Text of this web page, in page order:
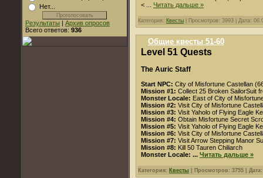
Нет...
Результаты | Архив опросов
Всего ответов: 936
<
Читать дальше »
Категория: Квесты | Просмотров: 3993 | Дата:
Общие квесты 51-60
Level 51 Quests
The Auric Staff
Start NPC: City of Misfortune Castellan
Mission #1: Collect 25 Broken SailorSuit
Monster Locale: East of City of
Mission #2: Visit City of Misfortune
Mission #3: Visit Yaholo of Flying Eagle
Mission #4: Obtain Misfortune Secret
Mission #5: Visit Yaholo of Flying Eagle
Mission #6: Visit City of Misfortune
Mission #7: Visit Arrow Stepping Manor
Mission #8: Kill 50 Tauren Chiliarch
Monster Locale: ... Читать дальше »
Категория: Квесты | Просмотров: 3755 |